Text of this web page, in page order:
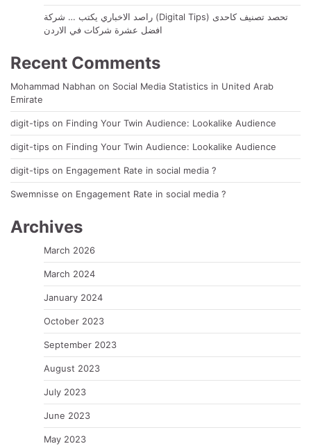
راصد الاخباري يكتب … شركة (Digital Tips) تحصد تصنيف كاحدى
افضل عشرة شركات في الاردن
Recent Comments
Mohammad Nabhan on Social Media Statistics in United Arab
Emirate
digit-tips on Finding Your Twin Audience: Lookalike Audience
digit-tips on Finding Your Twin Audience: Lookalike Audience
digit-tips on Engagement Rate in social media ?
Swemnisse on Engagement Rate in social media ?
Archives
March 2026
March 2024
January 2024
October 2023
September 2023
August 2023
July 2023
June 2023
May 2023